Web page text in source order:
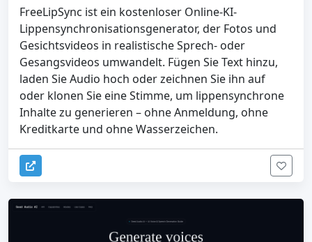
FreeLipSync ist ein kostenloser Online-KI-
Lippensynchronisationsgenerator, der Fotos und
Gesichtsvideos in realistische Sprech- oder
Gesangsvideos umwandelt. Fügen Sie Text hinzu,
laden Sie Audio hoch oder zeichnen Sie ihn auf
oder klonen Sie eine Stimme, um lippensynchrone
Inhalte zu generieren – ohne Anmeldung, ohne
Kreditkarte und ohne Wasserzeichen.